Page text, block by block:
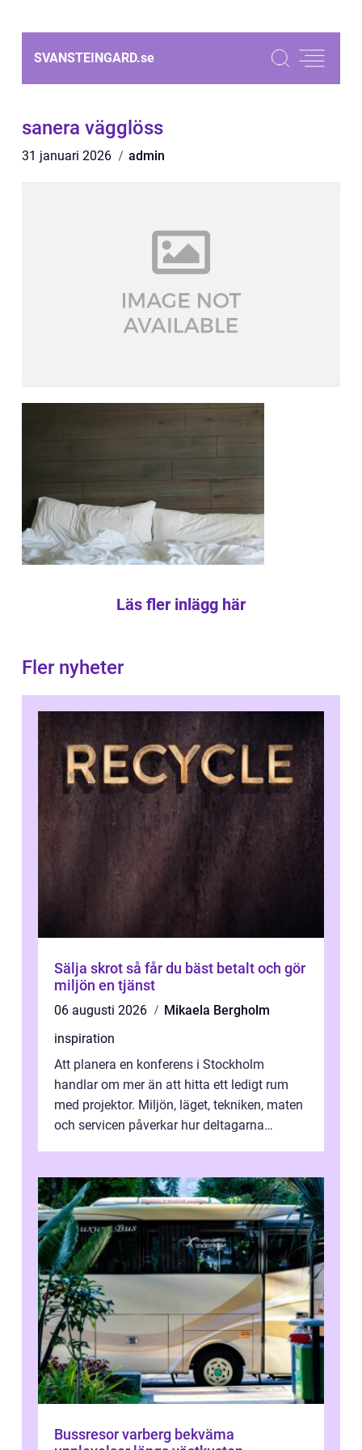
SVANSTEINGARD.se
sanera vägglöss
31 januari 2026 admin
Läs fler inlägg här
Fler nyheter
Sälja skrot så får du bäst betalt och gör
miljön en tjänst
06 augusti 2026
Mikaela Bergholm
inspiration
Att planera en konferens i Stockholm
handlar om mer än att hitta ett ledigt rum
med projektor. Miljön, läget, tekniken, maten
och servicen påverkar hur deltagarna
Bussresor varberg bekväma